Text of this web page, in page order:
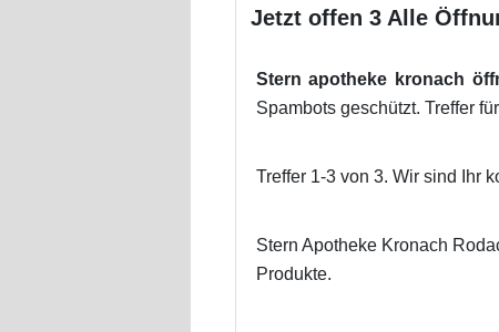
Jetzt offen 3 Alle
Stern apotheke kronach
Spambots geschützt. Treffer
Treffer 1-3 von 3. Wir sind Ihr
Stern Apotheke Kronach
Produkte.